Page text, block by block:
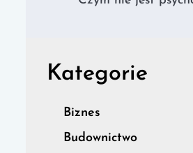
Kategorie
Biznes
Budownictwo